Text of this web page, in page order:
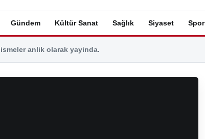
Gündem Kültür Sanat Sağlık Siyaset Spor
anlik olarak yayinda.